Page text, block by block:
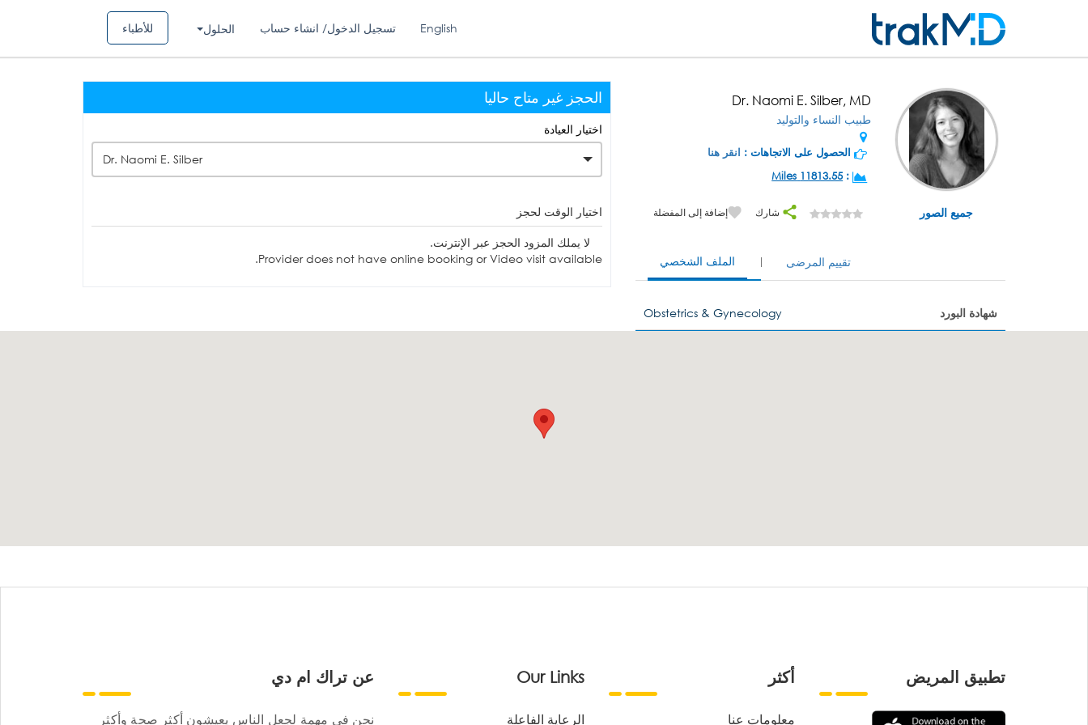
للأطباء الحلول تسجيل الدخول/ انشاء حساب English
جميع الصور
Dr. Naomi E. Silber, MD
طبيب النساء والتوليد
الحصول على الاتجاهات : انقر هنا
:
11813.55 Miles
شارك إضافة إلى المفضلة
الملف الشخصي تقييم المرضى
شهادة البورد Obstetrics & Gynecology
الحجز غير متاح حاليا
اختيار العيادة
Dr. Naomi E. Silber
اختيار الوقت لحجز
لا يملك المزود الحجز عبر الإنترنت.
Provider does not have online booking or Video visit available.
عن تراك ام دي
نحن في مهمة لجعل الناس يعيشون أكثر صحة وأكثر
Our Links
الرعاية الفاعلة
أكثر
معلومات عنا
تطبيق المريض